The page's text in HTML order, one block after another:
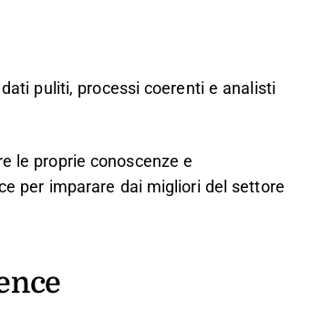
puliti, processi coerenti e analisti
le proprie conoscenze e
per imparare dai migliori del settore